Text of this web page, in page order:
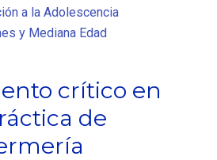
a la Adolescencia
y Mediana Edad
crítico en
de